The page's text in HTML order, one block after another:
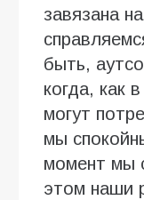
завязана
быть,
когда, как
могут
мы
момент мы
этом наши